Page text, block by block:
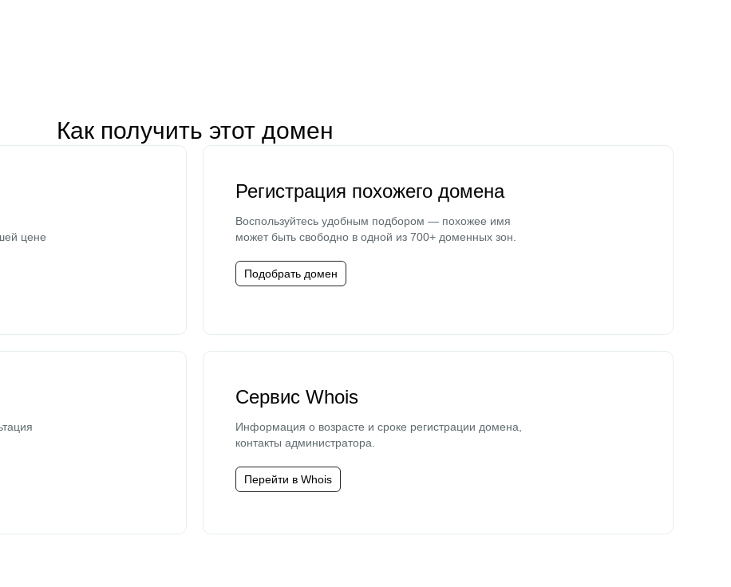
Как получить этот домен
цене
Регистрация похожего домена
Воспользуйтесь удобным подбором — похожее имя
может быть свободно в одной из 700+ доменных зон.
Подобрать домен
Сервис Whois
Информация о возрасте и сроке регистрации домена,
контакты администратора.
Перейти в Whois